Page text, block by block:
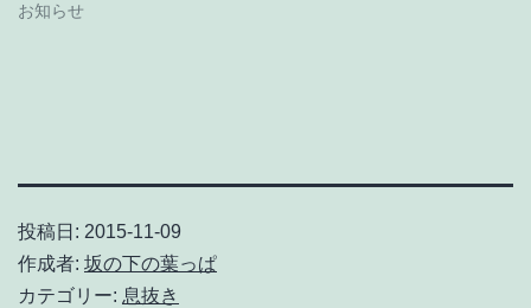
お知らせ
投稿日: 2015-11-09
作成者: 坂の下の葉っぱ
カテゴリー: 息抜き